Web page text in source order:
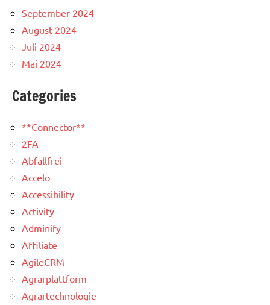
September 2024
August 2024
Juli 2024
Mai 2024
Categories
**Connector**
2FA
Abfallfrei
Accelo
Accessibility
Activity
Adminify
Affiliate
AgileCRM
Agrarplattform
Agrartechnologie